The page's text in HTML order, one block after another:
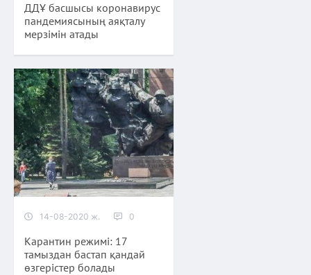
ДДҰ басшысы коронавирус
пандемиясының аяқталу
мерзімін атады
14-08-2020 ж. 0
Карантин режимі: 17
тамыздан бастап қандай
өзгерістер болады